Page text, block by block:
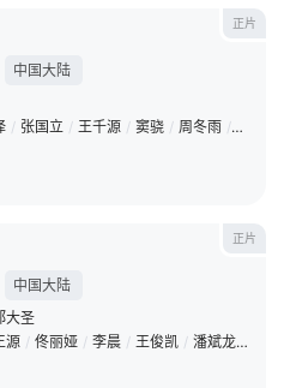
正片
中国大陆
/ 张国立 / 王千源 / 窦骁 / 周冬雨 / 姚晨
正片
中国大陆
大圣
源 / 佟丽娅 / 李晨 / 王俊凯 / 潘斌龙 /